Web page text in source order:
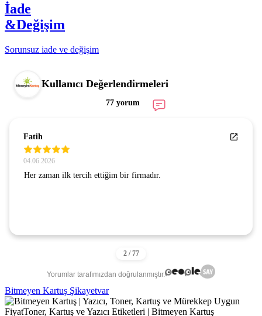
İade
&Değişim
Sorunsuz iade ve değişim
Kullanıcı Değerlendirmeleri
77 yorum
Fatih
04.06.2026
Her zaman ilk tercih ettiğim bir firmadır.
Yorumlar tarafımızdan doğrulanmıştır.
Bitmeyen Kartuş Şikayetvar